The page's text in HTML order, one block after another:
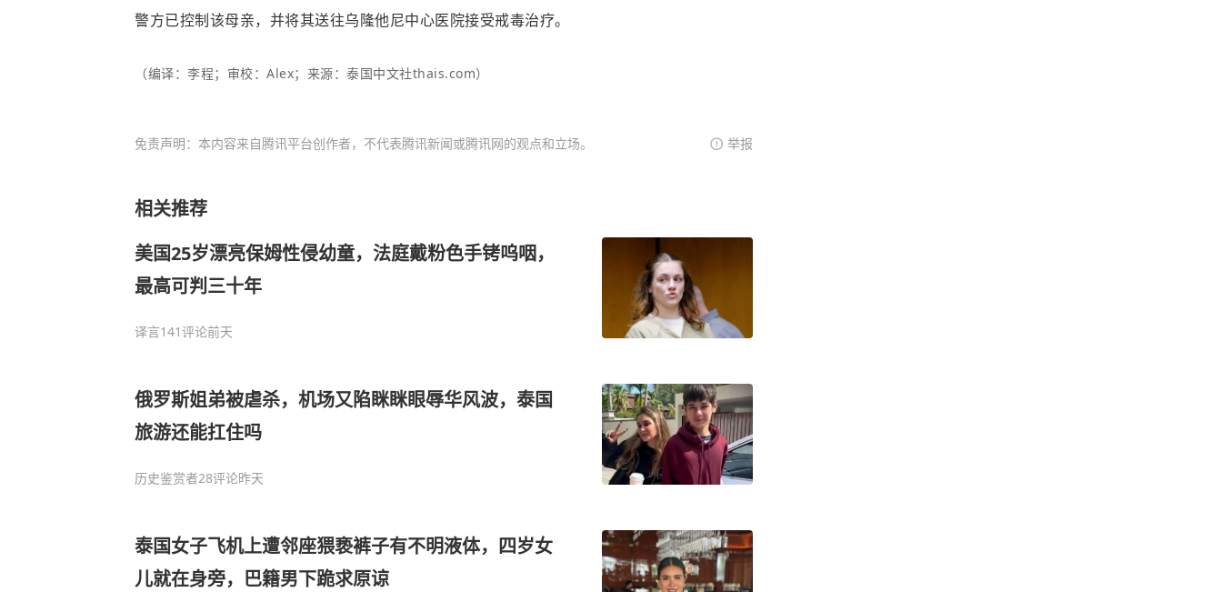
警方已控制该母亲，并将其送往乌隆他尼中心医院接受戒毒治疗。
（编译：李程；审校：Alex；来源：泰国中文社thais.com）
免责声明：本内容来自腾讯平台创作者，不代表腾讯新闻或腾讯网的观点和立场。 举报
相关推荐
美国25岁漂亮保姆性侵幼童，法庭戴粉色手铐呜咽，
最高可判三十年
译言141评论前天
俄罗斯姐弟被虐杀，机场又陷眯眯眼辱华风波，泰国
旅游还能扛住吗
历史鉴赏者28评论昨天
泰国女子飞机上遭邻座猥亵裤子有不明液体，四岁女
儿就在身旁，巴籍男下跪求原谅